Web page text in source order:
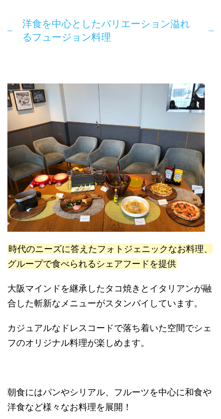
洋食を中心としたバリエーション溢れ
るフュージョン料理
時代のニーズに答えたフォトジェニックなお料理、
グループで食べられるシェアフードを提供
大阪マインドを継承したタコ焼きとイタリアンが融
合した斬新なメニューがスタンバイしています。
カジュアルなドレスコードで落ち着いた空間でシェ
フのオリジナル料理が楽しめます。
朝食にはパンやシリアル、フルーツを中心に和食や
洋食など様々なお料理を展開！